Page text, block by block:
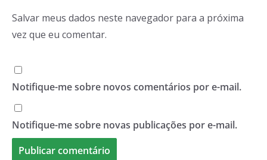
Salvar meus dados neste navegador para a próxima
vez que eu comentar.
Notifique-me sobre novos comentários por e-mail.
Notifique-me sobre novas publicações por e-mail.